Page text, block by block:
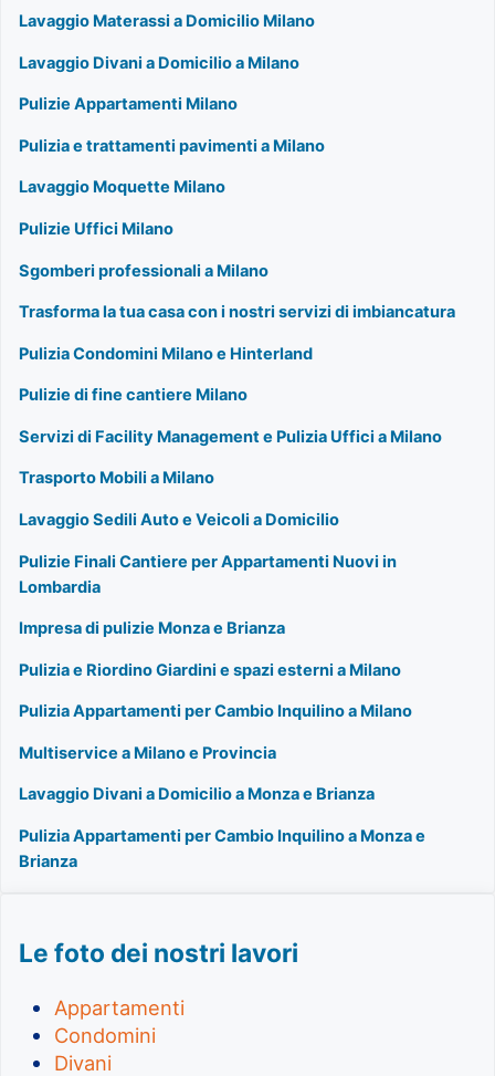
Lavaggio Materassi a Domicilio Milano
Lavaggio Divani a Domicilio a Milano
Pulizie Appartamenti Milano
Pulizia e trattamenti pavimenti a Milano
Lavaggio Moquette Milano
Pulizie Uffici Milano
Sgomberi professionali a Milano
Trasforma la tua casa con i nostri servizi di imbiancatura
Pulizia Condomini Milano e Hinterland
Pulizie di fine cantiere Milano
Servizi di Facility Management e Pulizia Uffici a Milano
Trasporto Mobili a Milano
Lavaggio Sedili Auto e Veicoli a Domicilio
Pulizie Finali Cantiere per Appartamenti Nuovi in
Lombardia
Impresa di pulizie Monza e Brianza
Pulizia e Riordino Giardini e spazi esterni a Milano
Pulizia Appartamenti per Cambio Inquilino a Milano
Multiservice a Milano e Provincia
Lavaggio Divani a Domicilio a Monza e Brianza
Pulizia Appartamenti per Cambio Inquilino a Monza e
Brianza
Le foto dei nostri lavori
Appartamenti
Condomini
Divani